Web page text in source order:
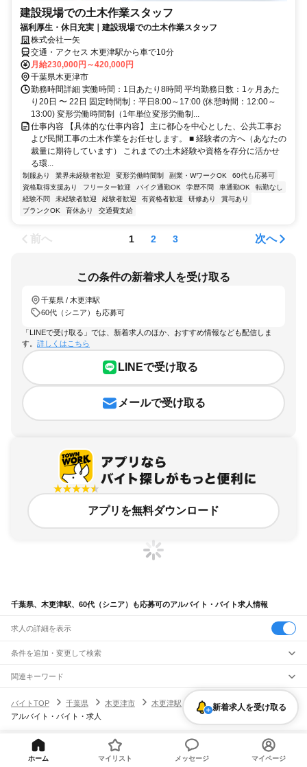
建設現場での土木作業スタッフ
福利厚生・休日充実｜建設現場での土木作業スタッフ
株式会社一矢
交通・アクセス 木更津駅から車で10分
月給230,000円～420,000円
千葉県木更津市
勤務時間詳細 実働時間：1日あたり8時間 平均勤務日数：1ヶ月あた
り20日 〜 22日 固定時間制：平日8:00～17:00 (休憩時間：12:00～
13:00) 変形労働時間制（1年単位変形労働制...
仕事内容 【具体的な仕事内容】 主に都心を中心とした、公共工事お
よび民間工事の土木作業をお任せします。 ■ 経験者の方へ（あなたの
裁量に期待しています） これまでの土木経験や資格を存分に活かせ
る環...
制服あり 業界未経験者歓迎 変形労働時間制 副業・WワークOK
60代も応募可
資格取得支援あり
フリーター歓迎 バイク通勤OK 学歴不問 車通勤OK
転勤なし
経験不問
未経験者歓迎 経験者歓迎 有資格者歓迎 研修あり
賞与あり
ブランクOK
育休あり 交通費支給
前へ 1 2 3 次へ
この条件の新着求人を受け取る
千葉県 / 木更津駅
60代（シニア）も応募可
「LINEで受け取る」では、新着求人のほか、おすすめ情報なども配信しま
す。 詳しくはこちら
LINEで受け取る
メールで受け取る
アプリを無料ダウンロード
千葉県、木更津駅、60代（シニア）も応募可のアルバイト・バイト求人情報
求人の詳細を表示
条件を追加・変更して検索
市区町村を追加・変更
千葉県すべて
千葉市 すべて
銚子市 館山市 野田市 佐倉市東金市
旭市
勝浦市市原市 八千代市我孫子市
鎌ケ谷市
駅を追加・変更
南流山駅
東松戸駅 船橋法典駅
JR中央・総武線
職種を追加・変更
飲食・フードサービス
飲食・フードサービス
すべて
ホールスタッフ
キッチンスタッフ 皿洗い・洗い場 精肉・鮮魚加工 給食調理
特徴を追加・変更
人気
関連キーワード
ガチャガチャ犬カフェ
バイトTOP
千葉県 木更津市 木更津駅
60代（シニア）も応募可の
アルバイト・バイト・求人
新着求人を受け取る
ヘルプ・お問い合わせ サイトマップ
利用規約・プライバシーポリシー
ホーム マイリスト メッセージ マイページ